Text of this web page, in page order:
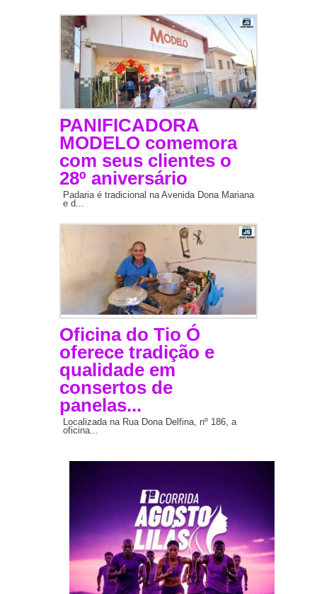
PANIFICADORA
MODELO comemora
com seus clientes o
28º aniversário
Padaria é tradicional na Avenida Dona Mariana
e d...
Oficina do Tio Ó
oferece tradição e
qualidade em
consertos de
panelas...
Localizada na Rua Dona Delfina, nº 186, a
oficina...